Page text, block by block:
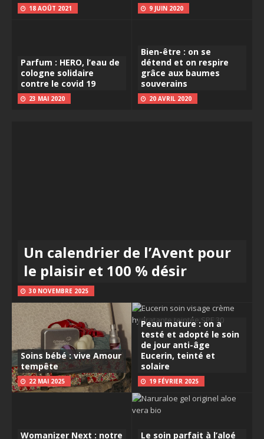
18 AOÛT 2021 9 JUIN 2020
Parfum : HERO, l’eau de
cologne solidaire
contre le covid 19
23 MAI 2020
Bien-être : on se
détend et on respire
grâce aux baumes
souverains
20 AVRIL 2020
Un calendrier de l’Avent pour
le plaisir et 100 % désir
30 NOVEMBRE 2025
Soins bébé : vive Amour
tempête
22 MAI 2025
Peau mature : on a
testé et adopté le soin
de jour anti-âge
Eucerin, teinté et
solaire
19 FÉVRIER 2025
Womanizer Next : notre Le soin parfait à l’aloé